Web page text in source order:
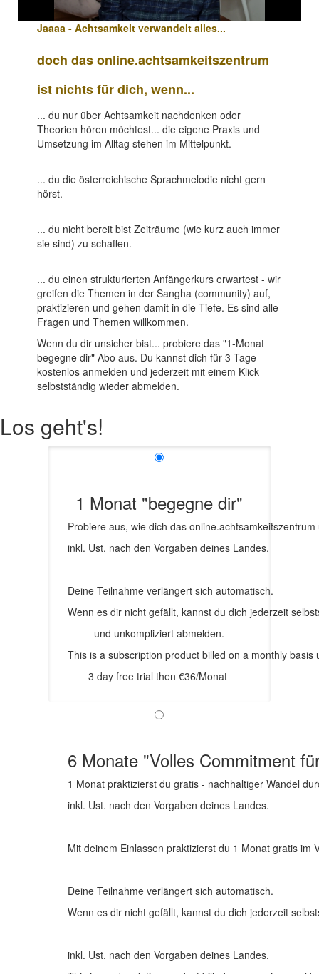
Jaaaa - Achtsamkeit verwandelt alles...
doch das online.achtsamkeitszentrum
ist nichts für dich, wenn...
... du nur über Achtsamkeit nachdenken oder
Theorien hören möchtest... die eigene Praxis und
Umsetzung im Alltag stehen im Mittelpunkt.
... du die österreichische Sprachmelodie nicht gern
hörst.
... du nicht bereit bist Zeiträume (wie kurz auch immer
sie sind) zu schaffen.
... du einen strukturierten Anfängerkurs erwartest - wir
greifen die Themen in der Sangha (community) auf,
praktizieren und gehen damit in die Tiefe. Es sind alle
Fragen und Themen willkommen.
Wenn du dir unsicher bist... probiere das "1-Monat
begegne dir" Abo aus. Du kannst dich für 3 Tage
kostenlos anmelden und jederzeit mit einem Klick
selbstständig wieder abmelden.
Los geht's!
1 Monat "begegne dir"
Probiere aus, wie dich das
inkl. Ust. nach den Vorgaben deines Landes.
Deine Teilnahme verlängert sich automatisch.
Wenn es dir nicht gefällt, kannst du dich jederzeit
und unkompliziert abmelden.
This is a subscription product billed on a monthly
3 day free trial then €36/Monat
6 Monate "Volles Commitment
1 Monat praktizierst du gratis - nachhaltiger Wandel
inkl. Ust. nach den Vorgaben deines Landes.
Mit deinem Einlassen praktizierst du 1 Monat gratis im
Deine Teilnahme verlängert sich automatisch.
Wenn es dir nicht gefällt, kannst du dich jederzeit
inkl. Ust. nach den Vorgaben deines Landes.